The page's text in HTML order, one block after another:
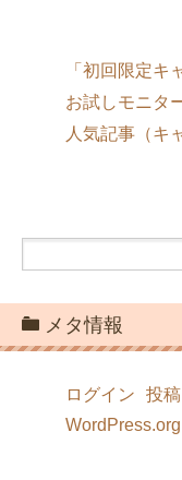
「初回限定キ
お試しモニタ
人気記事（キ
メタ情報
ログイン 投
WordPress.org